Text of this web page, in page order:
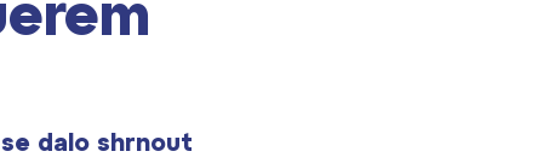
roku
dalo shrnout